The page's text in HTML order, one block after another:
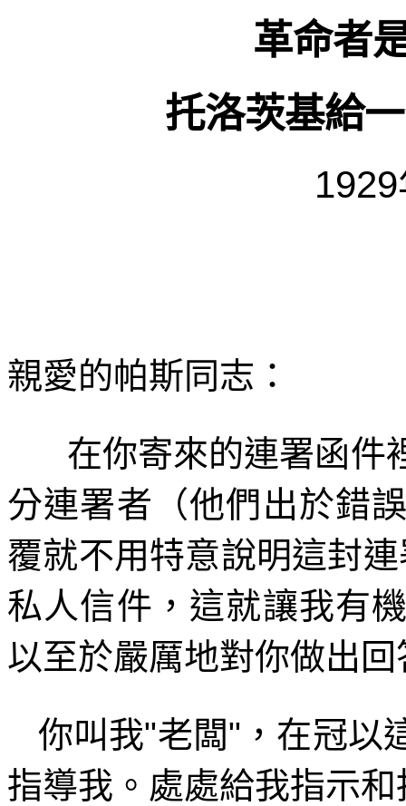
革命者
托洛茨基給
1929
親愛的帕斯同志：
在你寄來的連署函件
分連署者（他們出於錯
覆就不用特意說明這封
私人信件，這就讓我有
以至於嚴厲地對你做出回
你叫我"老闆" ，在冠以
指導我。處處給我指示